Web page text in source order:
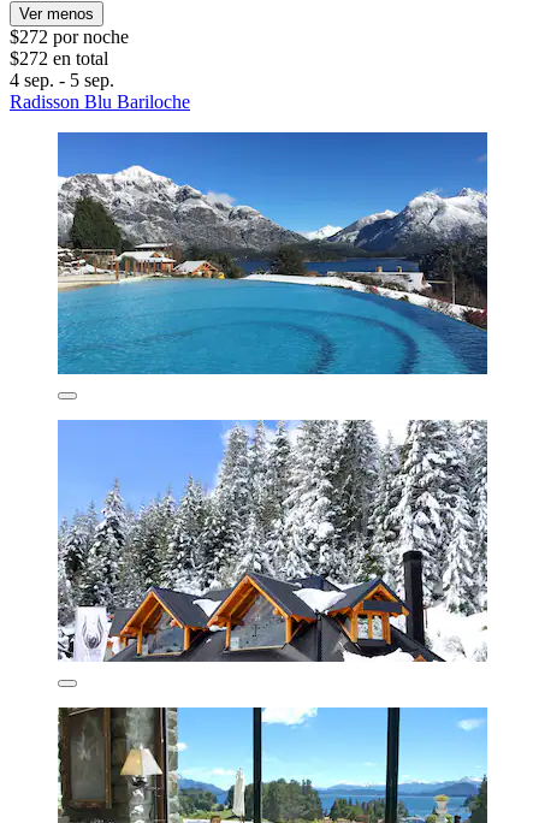
Ver menos
$272 por noche
$272 en total
4 sep. - 5 sep.
Radisson Blu Bariloche